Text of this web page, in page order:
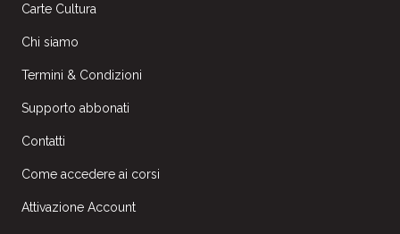
Carte Cultura
Chi siamo
Termini & Condizioni
Supporto abbonati
Contatti
Come accedere ai corsi
Attivazione Account